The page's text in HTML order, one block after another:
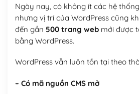
Ngày nay, có không ít các hệ thống
nhưng vị trí của WordPress cũng
đến gần 500 trang webmới được
bằng WordPress.
WordPress vẫn luôn tồn tại theo
– Có mã nguồn CMS mở